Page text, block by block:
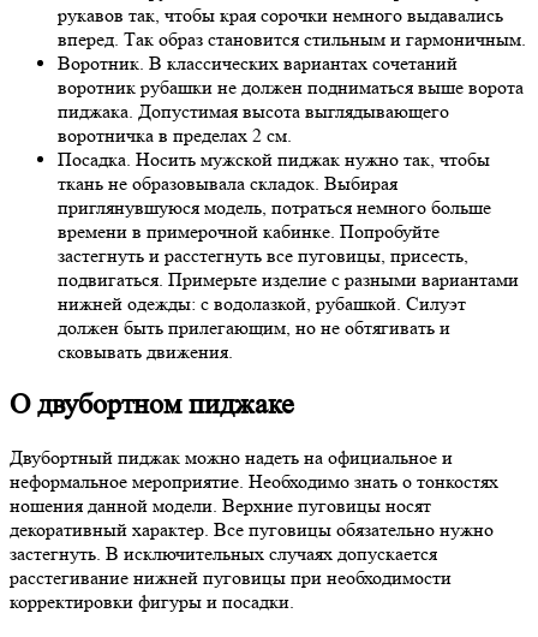
рукавов так, чтобы края сорочки немного выдавались
вперед. Так образ становится стильным и гармоничным.
Воротник. В классических вариантах сочетаний
воротник рубашки не должен подниматься выше ворота
пиджака. Допустимая высота выглядывающего
воротничка в пределах 2 см.
Посадка. Носить мужской пиджак нужно так, чтобы
ткань не образовывала складок. Выбирая
приглянувшуюся модель, потраться немного больше
времени в примерочной кабинке. Попробуйте
застегнуть и расстегнуть все пуговицы, присесть,
подвигаться. Примерьте изделие с разными вариантами
нижней одежды: с водолазкой, рубашкой. Силуэт
должен быть прилегающим, но не обтягивать и
сковывать движения.
О двубортном пиджаке
Двубортный пиджак можно надеть на официальное и
неформальное мероприятие. Необходимо знать о тонкостях
ношения данной модели. Верхние пуговицы носят
декоративный характер. Все пуговицы обязательно нужно
застегнуть. В исключительных случаях допускается
расстегивание нижней пуговицы при необходимости
корректировки фигуры и посадки.